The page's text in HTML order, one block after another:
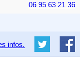
06 95 63 21 36
infos.